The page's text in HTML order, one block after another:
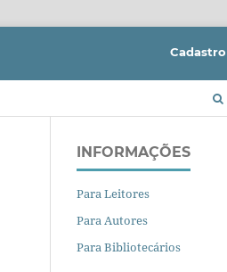
Cadastro
INFORMAÇÕES
Para Leitores
Para Autores
Para Bibliotecários